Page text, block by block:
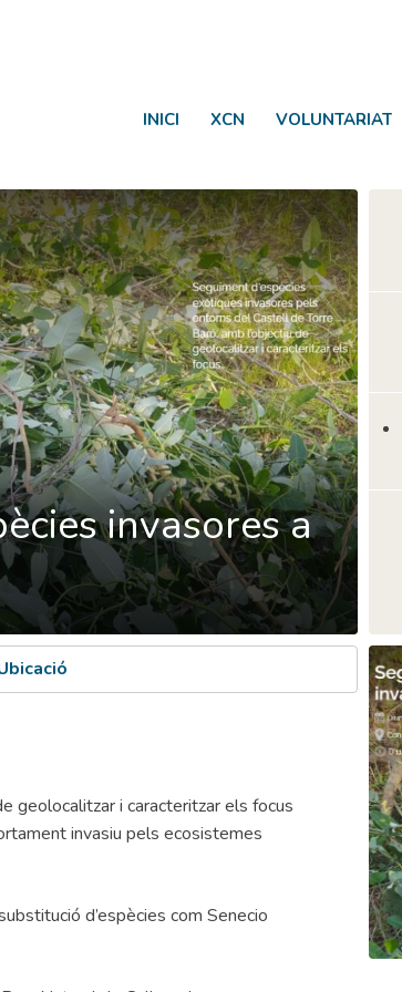
INICI XCN VOLUNTARIAT
invasores a
geolocalitzar i caracteritzar els focus
invasiu pels ecosistemes
d’espècies com Senecio